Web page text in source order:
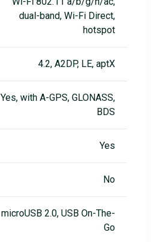
dual-band, Wi-Fi Direct,
hotspot
4.2, A2DP, LE, aptX
Yes, with A-GPS, GLONASS,
BDS
Yes
No
microUSB 2.0, USB On-The-
Go